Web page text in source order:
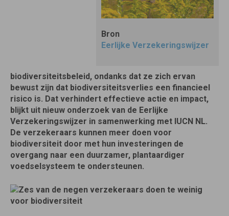
Bron
Eerlijke Verzekeringswijzer
biodiversiteitsbeleid, ondanks dat ze zich ervan
bewust zijn dat biodiversiteitsverlies een financieel
risico is. Dat verhindert effectieve actie en impact,
blijkt uit nieuw onderzoek van de Eerlijke
Verzekeringswijzer in samenwerking met IUCN NL.
De verzekeraars kunnen meer doen voor
biodiversiteit door met hun investeringen de
overgang naar een duurzamer, plantaardiger
voedselsysteem te ondersteunen.